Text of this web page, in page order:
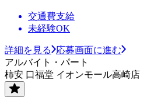
交通費支給
未経験OK
詳細を見る
応募画面に進む
アルバイト・パート
柿安 口福堂 イオンモール高崎店